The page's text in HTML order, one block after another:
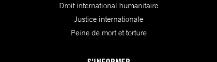
Droit international humanitaire
Justice internationale
Peine de mort et torture